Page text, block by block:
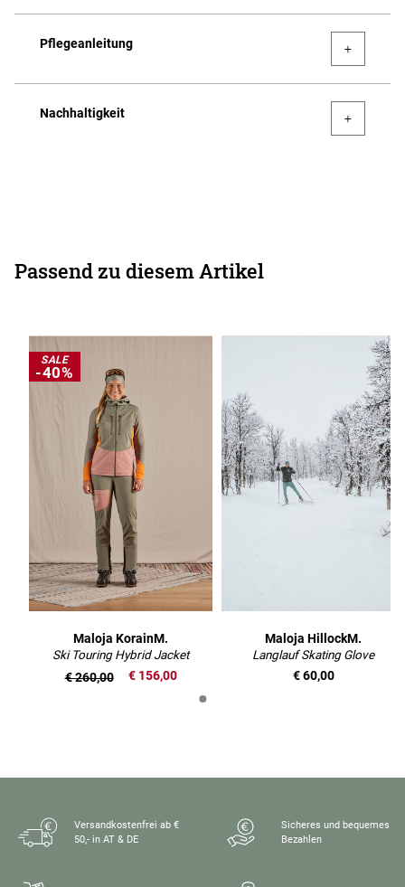
Pflegeanleitung
Nachhaltigkeit
Passend zu diesem Artikel
SALE
-40%
Maloja KorainM.
Ski Touring Hybrid Jacket
€ 156,00
€ 260,00
Maloja HillockM.
Langlauf Skating Glove
€ 60,00
Versandkostenfrei ab €
50,- in AT & DE
Sicheres und bequemes
Bezahlen